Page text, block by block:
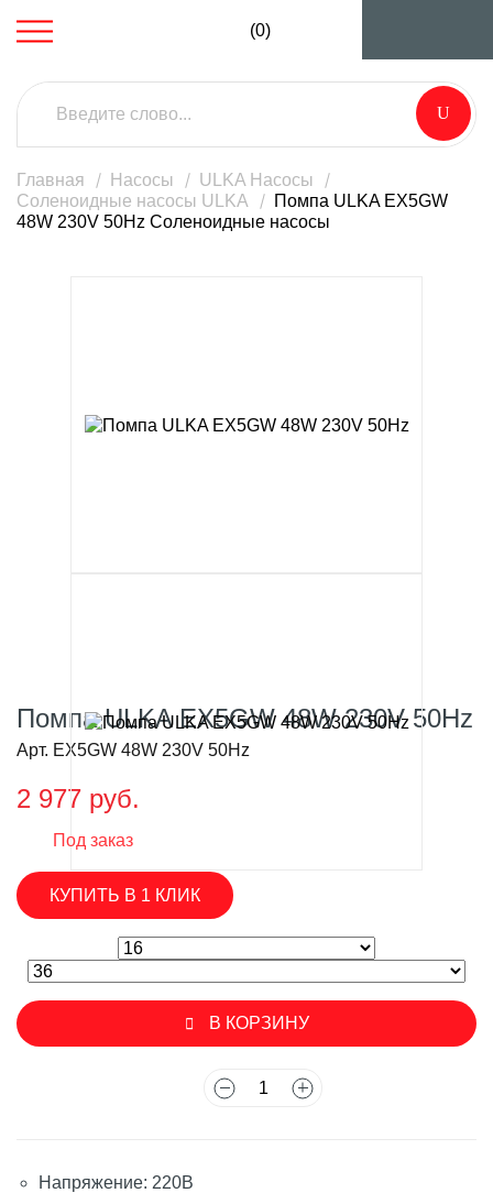
(0)
Главная Насосы
ULKA Насосы
Соленоидные насосы ULKA
Помпа ULKA EX5GW
48W 230V 50Hz Соленоидные насосы
Помпа ULKA EX5GW 48W 230V 50Hz
Арт. EX5GW 48W 230V 50Hz
2 977 руб.
Под заказ
КУПИТЬ В 1 КЛИК
В КОРЗИНУ
Напряжение: 220В